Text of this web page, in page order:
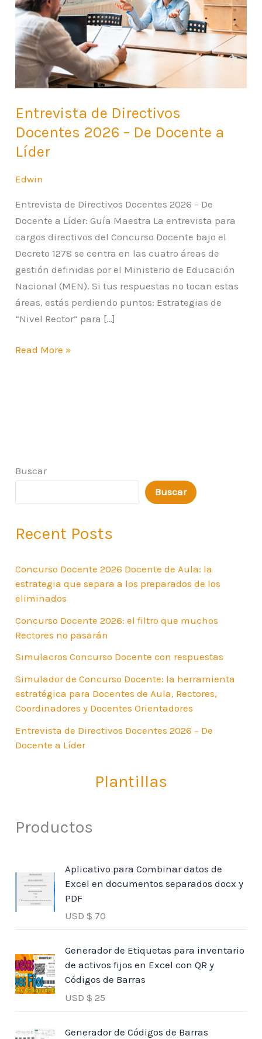
Entrevista de Directivos
Docentes 2026 – De Docente a
Líder
Edwin
Entrevista de Directivos Docentes 2026 – De
Docente a Líder: Guía Maestra La entrevista para
cargos directivos del Concurso Docente bajo el
Decreto 1278 se centra en las cuatro áreas de
gestión definidas por el Ministerio de Educación
Nacional (MEN). Si tus respuestas no tocan estas
áreas, estás perdiendo puntos: Estrategias de
“Nivel Rector” para […]
2026
De
Docente
Líder
Read More »
Buscar
Buscar
Recent Posts
Concurso Docente 2026 Docente de Aula: la
estrategia que separa a los preparados de los
eliminados
Concurso Docente 2026: el filtro que muchos
Rectores no pasarán
Simulacros Concurso Docente con respuestas
Simulador de Concurso Docente: la herramienta
estratégica para Docentes de Aula, Rectores,
Coordinadores y Docentes Orientadores
Entrevista de Directivos Docentes 2026 – De
Docente a Líder
Plantillas
Productos
Aplicativo para Combinar datos de
Excel en documentos separados docx y
PDF
USD $ 70
Generador de Etiquetas para inventario
de activos fijos en Excel con QR y
Códigos de Barras
USD $ 25
Generador de Códigos de Barras